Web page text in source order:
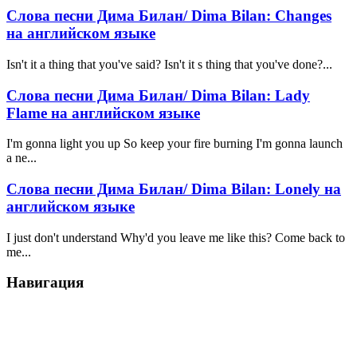
Слова песни Дима Билан/ Dima Bilan: Changes
на английском языке
Isn't it a thing that you've said? Isn't it s thing that you've done?...
Слова песни Дима Билан/ Dima Bilan: Lady
Flame на английском языке
I'm gonna light you up So keep your fire burning I'm gonna launch
a ne...
Слова песни Дима Билан/ Dima Bilan: Lonely на
английском языке
I just don't understand Why'd you leave me like this? Come back to
me...
Навигация